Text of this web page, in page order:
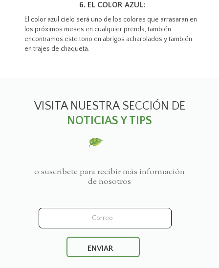
6. EL COLOR AZUL:
El color azul cielo será uno de los colores que arrasaran en
los próximos meses en cualquier prenda, también
encontramos este tono en abrigos acharolados y también
en trajes de chaqueta.
VISITA NUESTRA SECCIÓN DE
NOTICIAS Y TIPS
o suscríbete para recibir más información
de nosotros